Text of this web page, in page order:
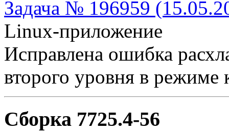
Задача № 196959
Linux-приложение
Исправлена ошибка
второго уровня в режиме
Сборка 7725.4-56